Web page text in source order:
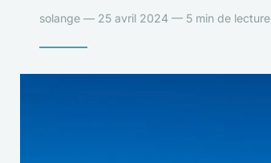
solange — 25 avril 2024 — 5 min de lecture